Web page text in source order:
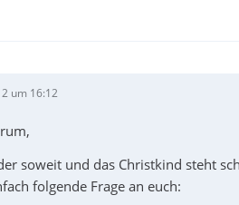
um 16:12
soweit und das Christkind steht
folgende Frage an euch: